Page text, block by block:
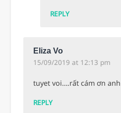
REPLY
Eliza Vo
15/09/2019 at 12:13 pm
tuyet voi….rất cám ơn anh
REPLY